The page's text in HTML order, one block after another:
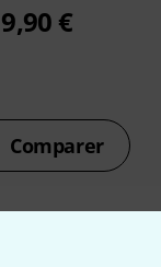
9,90 €
Comparer